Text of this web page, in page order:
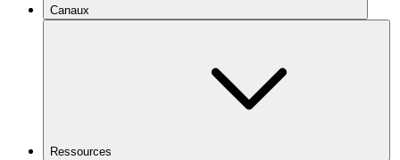
Canaux
Ressources